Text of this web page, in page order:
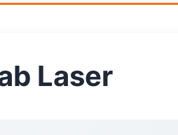
Laser